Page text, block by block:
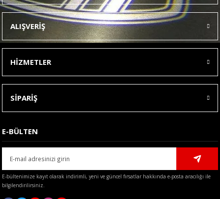
Ürün resmi kalitesiz, bozuk veya görüntülenemiyor.
Ürün açıklamasında eksik bilgiler bulunuyor.
Ürün bilgilerinde hatalar bulunuyor.
Ürün fiyatı diğer sitelerden daha pahalı.
Bu ürüne benzer farklı alternatifler olmalı.
Gönder
ALIŞVERİŞ
HİZMETLER
SİPARİŞ
E-BÜLTEN
E-bültenimize kayıt olarak indirimli, yeni ve güncel fırsatlar hakkında e-posta aracılığı ile
bilgilendirilirsiniz.